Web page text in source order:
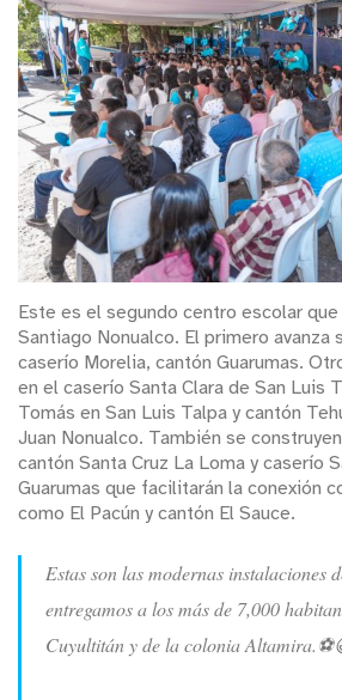
Este es el segundo centro escolar
Santiago Nonualco. El primero avanza
caserío Morelia, cantón Guarumas.
en el caserío Santa Clara de San Luis
Tomás en San Luis Talpa y cantón
Juan Nonualco. También se
cantón Santa Cruz La Loma y caserío
Guarumas que facilitarán la conexión
como El Pacún y cantón El Sauce.
Estas son las modernas instalaciones
entregamos a los más de 7,000
Cuyultitán y de la colonia